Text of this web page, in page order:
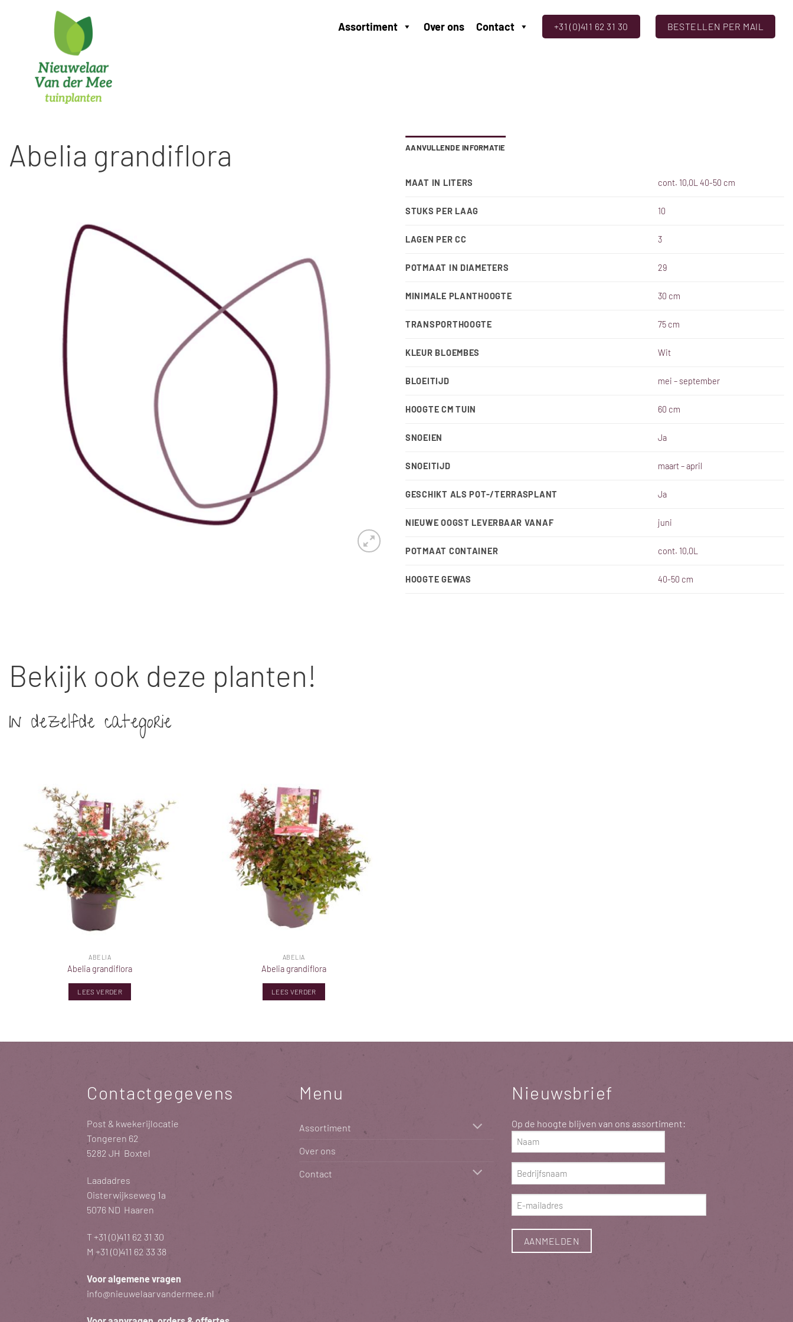
Assortiment Over ons Contact +31 (0)411 62 31 30 BESTELLEN PER MAIL
Abelia grandiflora AANVULLENDE INFORMATIE
MAAT IN LITERS cont. 10,0L 40-50 cm
STUKS PER LAAG 10
LAGEN PER CC 3
POTMAAT IN DIAMETERS 29
MINIMALE PLANTHOOGTE 30 cm
TRANSPORTHOOGTE 75 cm
KLEUR BLOEMBES Wit
BLOEITIJD mei – september
HOOGTE CM TUIN 60 cm
SNOEIEN Ja
SNOEITIJD maart – april
GESCHIKT ALS POT-/TERRASPLANT Ja
NIEUWE OOGST LEVERBAAR VANAF juni
POTMAAT CONTAINER cont. 10,0L
HOOGTE GEWAS 40-50 cm
Bekijk ook deze planten!
In dezelfde categorie
ABELIA
Abelia grandiflora
LEES VERDER
ABELIA
Abelia grandiflora
LEES VERDER
Contactgegevens
Post & kwekerijlocatie
Tongeren 62
5282 JH Boxtel
Laadadres
Oisterwijkseweg 1a
5076 ND Haaren
T+31 (0)411 62 31 30
M +31 (0)411 62 33 38
Voor algemene vragen
info@nieuwelaarvandermee.nl
Menu
Assortiment
Over ons
Contact
Nieuwsbrief
Op de hoogte blijven van ons assortiment:
Naam
(Vereist)
Bedrijfsnaam
(Vereist)
E-
mailadres
(Vereist)